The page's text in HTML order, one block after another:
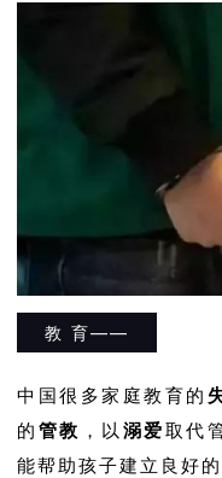
教 育——
中国很多家庭教育的
的 管教 ，以 溺爱取代
能帮助孩子建立良好的